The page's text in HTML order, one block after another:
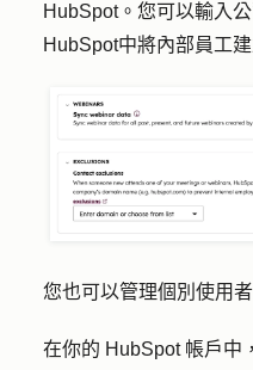
HubSpot。您可以輸入
HubSpot中將內部員工
您也可以管理個別使用
在你的 HubSpot 帳戶中